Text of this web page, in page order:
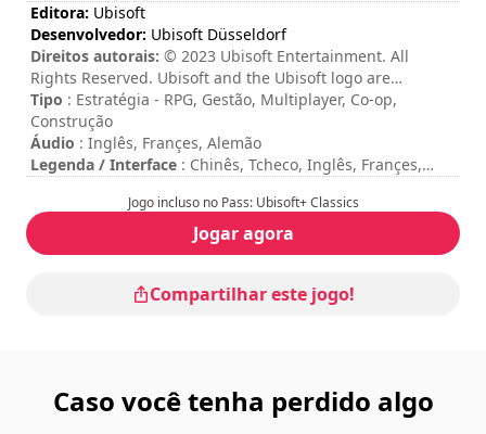
Editora: Ubisoft
Desenvolvedor: Ubisoft Düsseldorf
Direitos autorais: © 2023 Ubisoft Entertainment. All
Rights Reserved. Ubisoft and the Ubisoft logo are
registered or unregistered trademarks of Ubisoft
Entertainment in the US and/or other countries. The
Settlers is a registered or unregistered trademark of
Ubisoft GmbH in the US and/or other countries.
Tipo : Estratégia - RPG, Gestão, Multiplayer, Co-op,
Construção
Áudio : Inglês, Françes, Alemão
Legenda / Interface : Chinês, Tcheco, Inglês, Françes,
Russo, Espanhol
: > 30 minutos
Duração total: 44h
Modo Multiplayer: Online, Competition, Cooperation
Jogo incluso no Pass: Ubisoft+ Classics
Jogar agora
Compartilhar este jogo!
Caso você tenha perdido algo